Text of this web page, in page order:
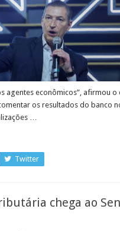
agentes econômicos”, afirmou
os resultados do banco
…
Twitter
chega ao